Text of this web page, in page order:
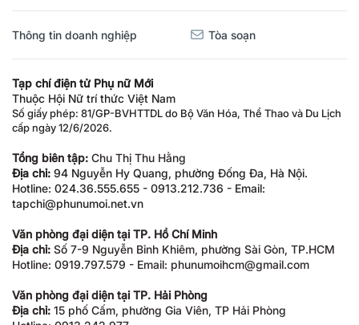
Thông tin doanh nghiệp Tòa soạn
Tạp chí điện tử Phụ nữ Mới
Thuộc Hội Nữ trí thức Việt Nam
Số giấy phép: 81/GP-BVHTTDL do Bộ Văn Hóa, Thể Thao và Du Lịch
cấp ngày 12/6/2026.
Tổng biên tập: Chu Thị Thu Hằng
Địa chỉ: 94 Nguyễn Hy Quang, phường Đống Đa, Hà Nội.
Hotline: 024.36.555.655 - 0913.212.736 - Email:
tapchi@phunumoi.net.vn
Văn phòng đại diện tại TP. Hồ Chí Minh
Địa chỉ: Số 7-9 Nguyễn Bỉnh Khiêm, phường Sài Gòn, TP.HCM
Hotline: 0919.797.579 - Email: phunumoihcm@gmail.com
Văn phòng đại diện tại TP. Hải Phòng
Địa chỉ: 15 phố Cấm, phường Gia Viên, TP Hải Phòng